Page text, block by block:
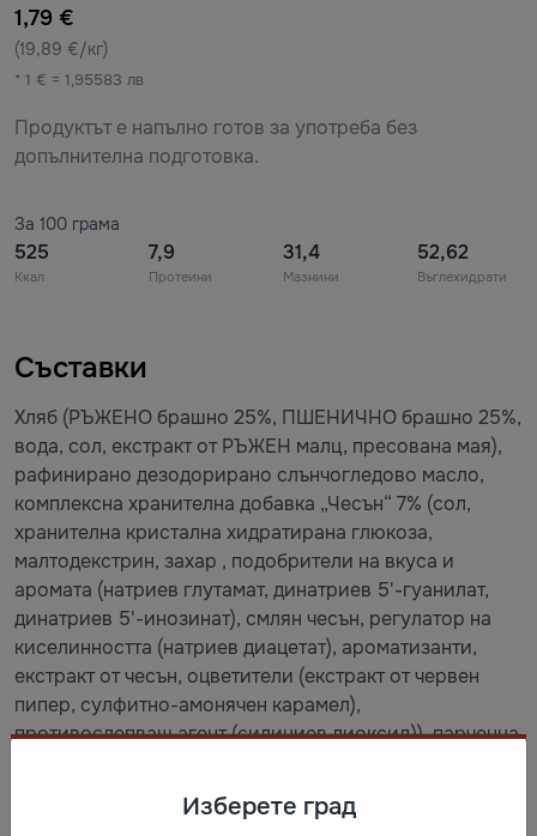
1,79 €
(19,89 €/кг)
* 1 € = 1,95583 лв
Продуктът е напълно готов за употреба без
допълнителна подготовка.
За 100 грама
525
Ккал
7,9
Протеини
31,4
Мазнини
52,62
Въглехидрати
Съставки
Хляб (РЪЖЕНО брашно 25%, ПШЕНИЧНО брашно 25%,
вода, сол, екстракт от РЪЖЕН малц, пресована мая),
рафинирано дезодорирано слънчогледово масло,
комплексна хранителна добавка „Чесън“ 7% (сол,
хранителна кристална хидратирана глюкоза,
малтодекстрин, захар , подобрители на вкуса и
аромата (натриев глутамат, динатриев 5'-гуанилат,
динатриев 5'-инозинат), смлян чесън, регулатор на
киселинността (натриев диацетат), ароматизанти,
екстракт от чесън, оцветители (екстракт от червен
пипер, сулфитно-амонячен карамел),
противослепващ агент (силициев диоксид)), парченца
Изберете град